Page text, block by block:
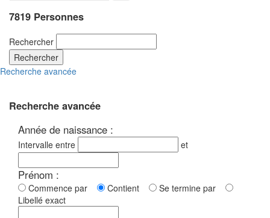
7819 Personnes
Rechercher
Rechercher
Recherche avancée
Recherche avancée
Année de naissance :
Intervalle entre et
Prénom :
Commence par Contient
Se termine par
Libellé exact